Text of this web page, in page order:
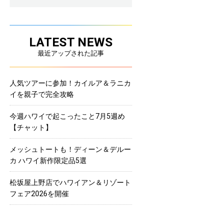
LATEST NEWS
最近アップされた記事
人気ツアーに参加！カイルア＆ラニカ
イを親子で完全攻略
今週ハワイで起こったこと7月5週め
【チャット】
メッシュトートも！ディーン＆デルー
カ ハワイ新作限定品5選
松坂屋上野店でハワイアン＆リゾート
フェア2026を開催